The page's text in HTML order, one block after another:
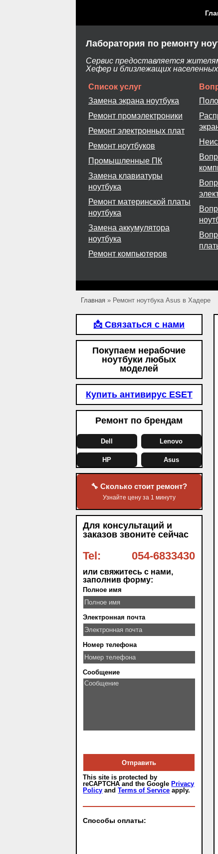
Лаборатория по ремонту
Сервис предоставляется
Хефер и близлежащих
Список услуг
Замена экрана ноутбука
Ремонт промэлектроники
Ремонт электронных плат
Ремонт ноутбуков
Промышленные ПК
Замена клавиатуры
ноутбука
Ремонт материнской платы
ноутбука
Замена аккумулятора
ноутбука
Ремонт компьютеров
Главная » Ремонт ноутбука Asus в Хадере
📩 Связаться с нами
Покупаем нерабочие
ноутбуки любых
моделей
Купить антивирус ESET
Ремонт по брендам
Dell Lenovo
HP Asus
🔧 Сколько стоит ремонт?
Узнайте цену за 1 минуту
Для консультаций и
заказов звоните сейчас
Tel: 054-6833430
или свяжитесь с нами,
заполнив форму:
Полное имя
Электронная почта
Номер телефона
Сообщение
This site is protected by
reCAPTCHA and the Google Privacy
Policy andTerms of Service apply.
Способы оплаты: